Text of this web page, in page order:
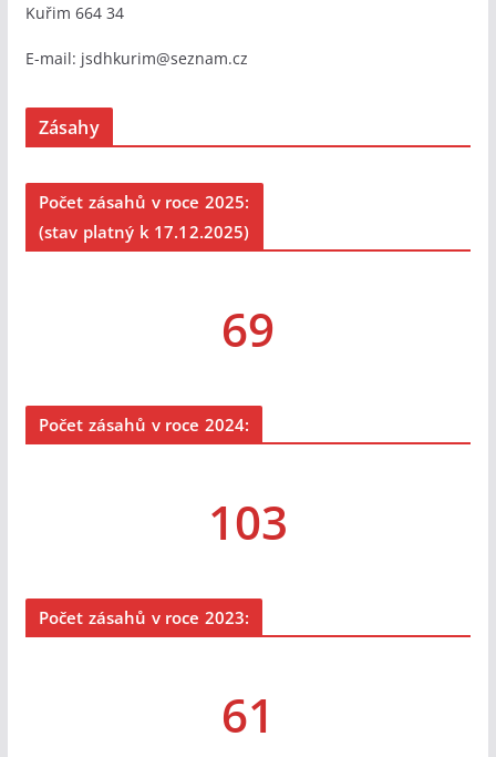
Kuřim 664 34
E-mail: jsdhkurim@seznam.cz
Zásahy
Počet zásahů v roce 2025:
(stav platný k 17.12.2025)
69
Počet zásahů v roce 2024:
103
Počet zásahů v roce 2023:
61